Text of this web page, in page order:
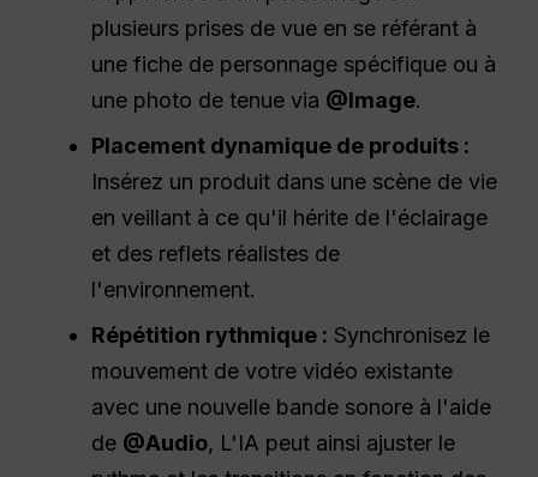
l'apparence d'un personnage sur
plusieurs prises de vue en se référant à
une fiche de personnage spécifique ou à
Placement dynamique de produits :
Insérez un produit dans une scène de vie
en veillant à ce qu'il hérite de l'éclairage
et des reflets réalistes de
Répétition rythmique :Synchronisez le
mouvement de votre vidéo existante
avec une nouvelle bande sonore à l'aide
de@Audio, L'IA peut ainsi ajuster le